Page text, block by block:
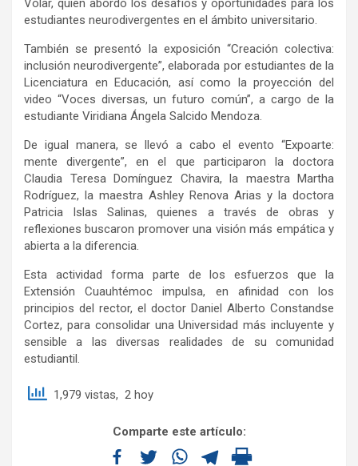
Volar, quien abordó los desafíos y oportunidades para los
estudiantes neurodivergentes en el ámbito universitario.
También se presentó la exposición “Creación colectiva:
inclusión neurodivergente”, elaborada por estudiantes de la
Licenciatura en Educación, así como la proyección del
video “Voces diversas, un futuro común”, a cargo de la
estudiante Viridiana Ángela Salcido Mendoza.
De igual manera, se llevó a cabo el evento “Expoarte:
mente divergente”, en el que participaron la doctora
Claudia Teresa Domínguez Chavira, la maestra Martha
Rodríguez, la maestra Ashley Renova Arias y la doctora
Patricia Islas Salinas, quienes a través de obras y
reflexiones buscaron promover una visión más empática y
abierta a la diferencia.
Esta actividad forma parte de los esfuerzos que la
Extensión Cuauhtémoc impulsa, en afinidad con los
principios del rector, el doctor Daniel Alberto Constandse
Cortez, para consolidar una Universidad más incluyente y
sensible a las diversas realidades de su comunidad
estudiantil.
1,979 vistas, 2 hoy
Comparte este artículo: